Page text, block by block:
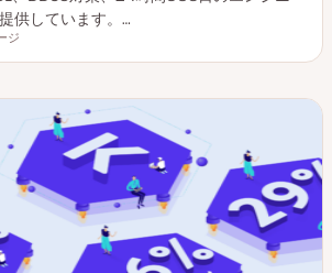
供しています。…
ジ